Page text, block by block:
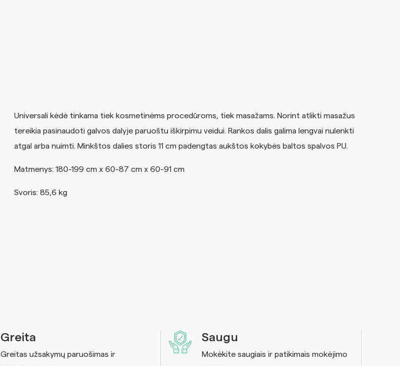
Universali kėdė tinkama tiek kosmetinėms procedūroms, tiek masažams. Norint atlikti masažus
tereikia pasinaudoti galvos dalyje paruoštu iškirpimu veidui. Rankos dalis galima lengvai nulenkti
atgal arba nuimti. Minkštos dalies storis 11 cm padengtas aukštos kokybės baltos spalvos PU.
Matmenys: 180-199 cm x 60-87 cm x 60-91 cm
Svoris: 85,6 kg
Greita
Greitas užsakymų paruošimas ir
Saugu
Mokėkite saugiais ir patikimais mokėjimo